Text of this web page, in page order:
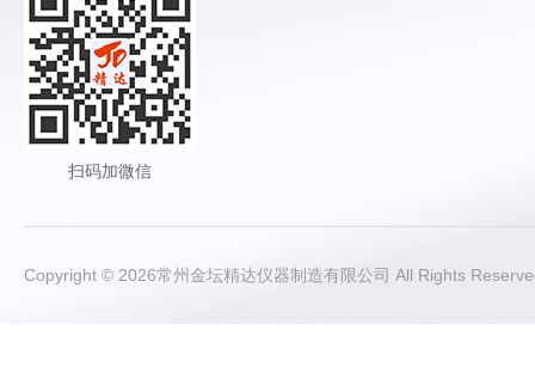
扫码加微信
Copyright © 2026常州金坛精达仪器制造有限公司 All Rights